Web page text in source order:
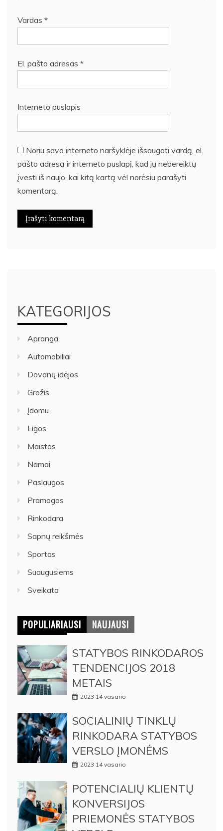
Vardas *
El. pašto adresas *
Interneto puslapis
Noriu savo interneto naršyklėje išsaugoti vardą, el.
pašto adresą ir interneto puslapį, kad jų nebereiktų
įvesti iš naujo, kai kitą kartą vėl norėsiu parašyti
komentarą.
KATEGORIJOS
Apranga
Automobiliai
Dovanų idėjos
Grožis
Įdomu
Ligos
Maistas
Namai
Paslaugos
Pramogos
Rinkodara
Sapnų reikšmės
Sportas
Suaugusiems
Sveikata
POPULIARIAUSI NAUJAUSI
STATYBOS RINKODAROS
TENDENCIJOS 2018
METAIS
2023 14 vasario
SOCIALINIŲ TINKLŲ
RINKODARA STATYBOS
VERSLO ĮMONĖMS
2023 14 vasario
POTENCIALIŲ KLIENTŲ
KONVERSIJOS
PRIEMONĖS STATYBOS